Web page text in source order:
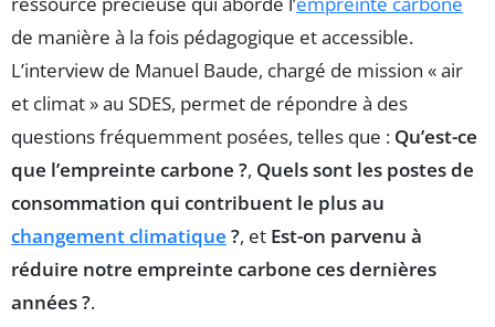
de manière à la fois pédagogique et accessible.
L’interview de Manuel Baude, chargé de mission « air
et climat » au SDES, permet de répondre à des
questions fréquemment posées, telles que : Qu’est-ce
que l’empreinte carbone ?, Quels sont les postes de
consommation qui contribuent le plus au
changement climatique ?, et Est-on parvenu à
réduire notre empreinte carbone ces dernières
années ?.